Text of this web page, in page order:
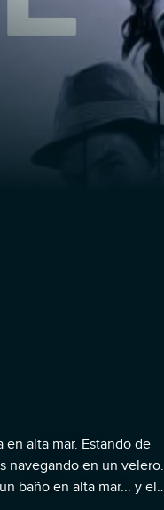
alta mar. Estando de
navegando en un velero.
baño en alta mar... y el